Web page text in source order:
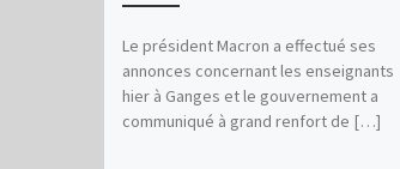
Le président Macron a effectué ses
annonces concernant les enseignants
hier à Ganges et le gouvernement a
communiqué à grand renfort de […]